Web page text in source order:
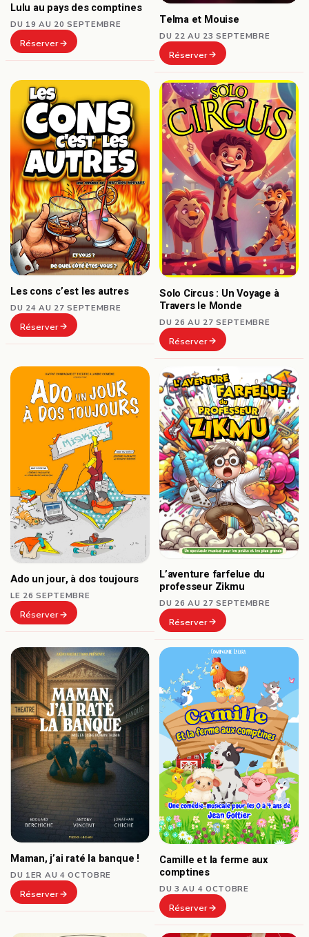
Lulu au pays des comptines
DU 19 AU 20 SEPTEMBRE
Réserver
Telma et Mouise
DU 22 AU 23 SEPTEMBRE
Réserver
Les cons c’est les autres
DU 24 AU 27 SEPTEMBRE
Réserver
Solo Circus : Un Voyage à
Travers le Monde
DU 26 AU 27 SEPTEMBRE
Réserver
Ado un jour, à dos toujours
LE 26 SEPTEMBRE
Réserver
L’aventure farfelue du
professeur Zikmu
DU 26 AU 27 SEPTEMBRE
Réserver
Maman, j’ai raté la banque !
DU 1ER AU 4 OCTOBRE
Réserver
Camille et la ferme aux
comptines
DU 3 AU 4 OCTOBRE
Réserver